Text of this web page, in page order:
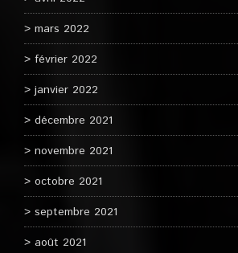
mars 2022
février 2022
janvier 2022
décembre 2021
novembre 2021
octobre 2021
septembre 2021
août 2021